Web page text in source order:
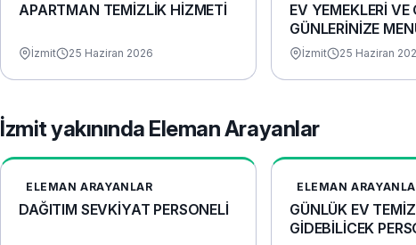
APARTMAN TEMİZLİK HİZMETİ
İzmit 25 Haziran 2026
EV YEMEKLERİ VE
GÜNLERİNİZE
HAZIRLANIR
İzmit 25 Haziran
İzmit yakınında Eleman Arayanlar
ELEMAN ARAYANLAR
DAĞITIM SEVKİYAT PERSONELİ
ELEMAN
GÜNLÜK EV
GİDEBİLİCEK